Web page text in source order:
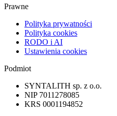
Prawne
Polityka prywatności
Polityka cookies
RODO i AI
Ustawienia cookies
Podmiot
SYNTALITH sp. z o.o.
NIP 7011278085
KRS 0001194852